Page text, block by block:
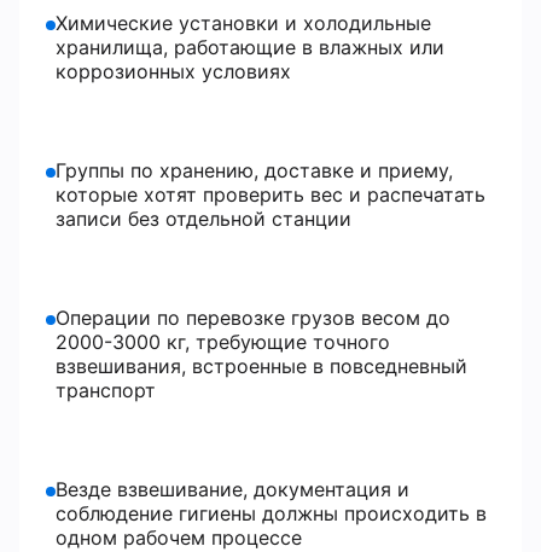
Химические установки и холодильные
хранилища, работающие в влажных или
коррозионных условиях
Группы по хранению, доставке и приему,
которые хотят проверить вес и распечатать
записи без отдельной станции
Операции по перевозке грузов весом до
2000-3000 кг, требующие точного
взвешивания, встроенные в повседневный
транспорт
Везде взвешивание, документация и
соблюдение гигиены должны происходить в
одном рабочем процессе